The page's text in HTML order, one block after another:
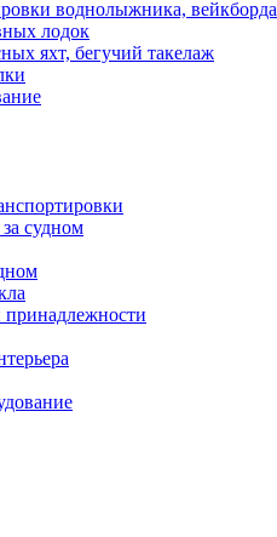
воднолыжника, вейкборда
лодок
яхт, бегучий такелаж
судном